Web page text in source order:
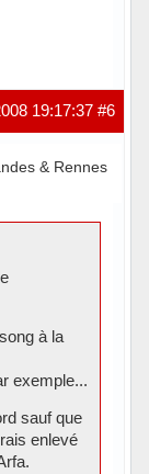
#6
19:17:37
& Rennes
à la
exemple...
sauf que
enlevé